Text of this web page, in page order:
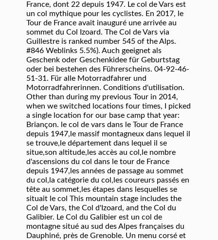
France, dont 22 depuis 1947. Le col de Vars est
un col mythique pour les cyclistes. En 2017, le
Tour de France avait inauguré une arrivée au
sommet du Col Izoard. The Col de Vars via
Guillestre is ranked number 545 of the Alps.
#846 Weblinks 5.5%). Auch geeignet als
Geschenk oder Geschenkidee für Geburtstag
oder bei bestehen des Führerscheins. 04-92-46-
51-31. Für alle Motorradfahrer und
Motorradfahrerinnen. Conditions d'utilisation.
Other than during my previous Tour in 2014,
when we switched locations four times, I picked
a single location for our base camp that year:
Briançon. le col de vars dans le Tour de France
depuis 1947,le massif montagneux dans lequel il
se trouve,le département dans lequel il se
situe,son altitude,les accès au col,le nombre
d'ascensions du col dans le tour de France
depuis 1947,les années de passage au sommet
du col,la catégorie du col,les coureurs passés en
tête au sommet,les étapes dans lesquelles se
situait le col This mountain stage includes the
Col de Vars, the Col d'Izoard, and the Col du
Galibier. Le Col du Galibier est un col de
montagne situé au sud des Alpes françaises du
Dauphiné, près de Grenoble. Un menu corsé et